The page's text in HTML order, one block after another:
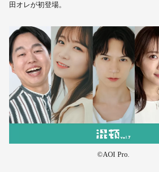
⽥オレが初登場。
©AOI Pro.